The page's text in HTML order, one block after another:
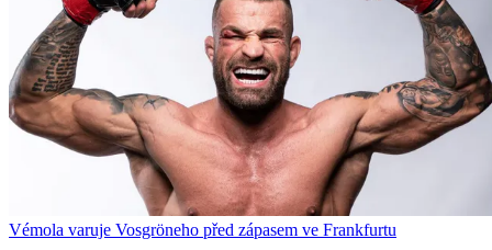
Vémola varuje Vosgröneho před zápasem ve Frankfurtu